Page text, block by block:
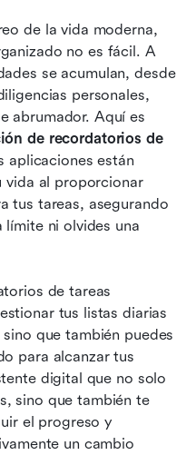
de la vida moderna,
no es fácil. A
se acumulan, desde
personales,
abrumador. Aquí es
de recordatorios de
aplicaciones están
vida al proporcionar
tus tareas, asegurando
límite ni olvides una
de tareas
tus listas diarias
que también puedes
para alcanzar tus
digital que no solo
sino que también te
el progreso y
un cambio
mejores aplicaciones
de recordatorios de